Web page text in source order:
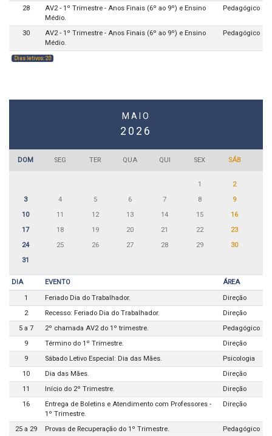
28
AV2 - 1º Trimestre - Anos Finais (6º ao 9º) e Ensino
Médio.
Pedagógico
30
AV2 - 1º Trimestre - Anos Finais (6º ao 9º) e Ensino
Médio.
Pedagógico
Dias letivos: 20
MAIO
2026
DOM SEG TER QUA QUI SEX SÁB
1
2
3
4 5 6 7 8
9
10
11 12 13 14 15
16
17
18 19 20 21 22
23
24
25 26 27 28 29
30
31
DIA EVENTO
ÁREA
1
Feriado Dia do Trabalhador.
Direção
2
Recesso: Feriado Dia do Trabalhador.
Direção
5 a 7
2º chamada AV2 do 1º trimestre.
Pedagógico
9
Término do 1º Trimestre.
Direção
9
Sábado Letivo Especial: Dia das Mães.
Psicologia
10
Dia das Mães.
Direção
11
Início do 2º Trimestre.
Direção
16
Entrega de Boletins e Atendimento com Professores -
1º Trimestre.
Direção
25 a 29 Provas de Recuperação do 1º Trimestre. Pedagógico